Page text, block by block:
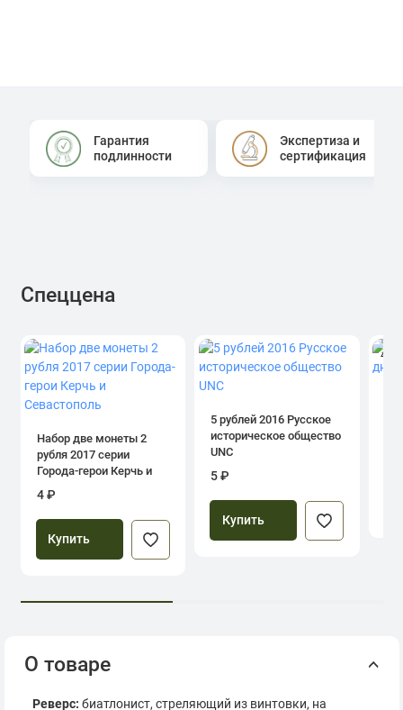
Гарантия
подлинности
Экспертиза и
сертификация
Спеццена
Набор две монеты 2
рубля 2017 серии
Города-герои Керчь и
Севастополь
4 ₽
Купить
5 рублей 2016 Русское
историческое общество
UNC
5 ₽
Купить
4.0
О товаре
Реверс: биатлонист, стреляющий из винтовки, на